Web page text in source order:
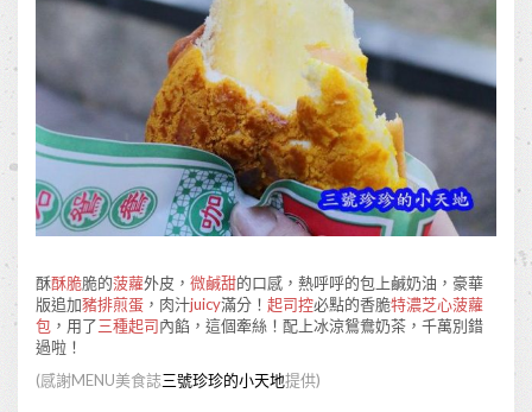
酥酥脆脆的菠蘿外皮， 微鹹甜的口感，熱呼呼的包上鹹奶油，豪華
版追加豬排煎蛋 ，肉汁juicy滿分！ 起司控必點的香脆特濃芝心菠蘿
包 ，用了三種起司內餡，這個牽絲！配上冰涼鴛鴦奶茶，千萬別錯
過啦！
(感謝MENU美食誌三號珍珍的小天地提供)